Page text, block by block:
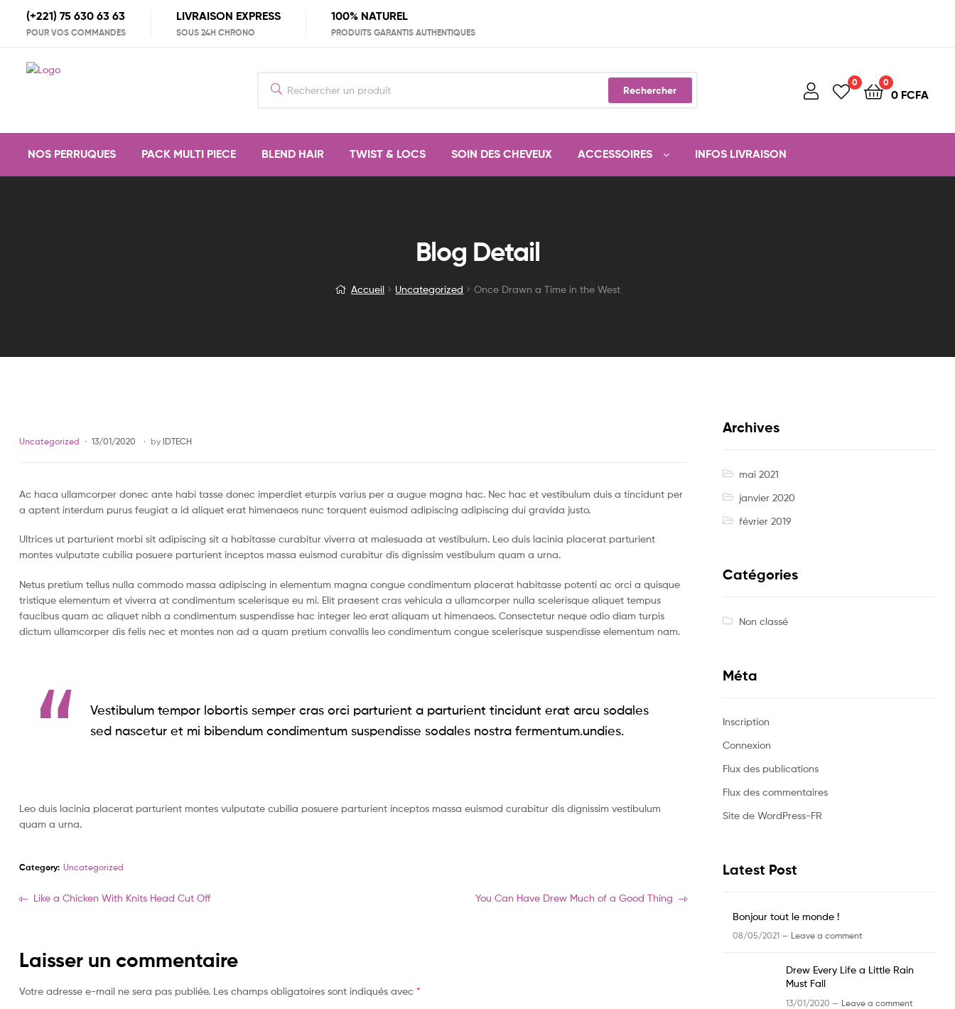
(+221) 75 630 63 63
POUR VOS COMMANDES
LIVRAISON EXPRESS
SOUS 24H CHRONO
100% NATUREL
PRODUITS GARANTIS AUTHENTIQUES
for:
Rechercher
0 0
0 FCFA
NOS PERRUQUES PACK MULTI PIECE BLEND HAIR TWIST & LOCS SOIN DES CHEVEUX ACCESSOIRES INFOS LIVRAISON
Once
Drawn
Blog Detail
Accueil Uncategorized Once Drawn a Time in the West
Categories
Uncategorized 13/01/2020 by IDTECH
Ac haca ullamcorper donec ante habi tasse donec imperdiet eturpis varius per a augue magna hac. Nec hac et vestibulum duis a tincidunt per
a aptent interdum purus feugiat a id aliquet erat himenaeos nunc torquent euismod adipiscing adipiscing dui gravida justo.
Ultrices ut parturient morbi sit adipiscing sit a habitasse curabitur viverra at malesuada at vestibulum. Leo duis lacinia placerat parturient
montes vulputate cubilia posuere parturient inceptos massa euismod curabitur dis dignissim vestibulum quam a urna.
Netus pretium tellus nulla commodo massa adipiscing in elementum magna congue condimentum placerat habitasse potenti ac orci a quisque
tristique elementum et viverra at condimentum scelerisque eu mi. Elit praesent cras vehicula a ullamcorper nulla scelerisque aliquet tempus
faucibus quam ac aliquet nibh a condimentum suspendisse hac integer leo erat aliquam ut himenaeos. Consectetur neque odio diam turpis
dictum ullamcorper dis felis nec et montes non ad a quam pretium convallis leo condimentum congue scelerisque suspendisse elementum nam.
Vestibulum tempor lobortis semper cras orci parturient a parturient tincidunt erat arcu sodales
sed nascetur et mi bibendum condimentum suspendisse sodales nostra fermentum.undies.
Leo duis lacinia placerat parturient montes vulputate cubilia posuere parturient inceptos massa euismod curabitur dis dignissim vestibulum
quam a urna.
Category: Uncategorized
Navigation
l’article
Article
Like a Chicken With Knits Head Cut Off
Article
You Can Have Drew Much of a Good Thing
Laisser un commentaire
Votre adresse e-mail ne sera pas publiée. Les champs obligatoires sont indiqués avec *
Archives
mai 2021
janvier 2020
février 2019
Catégories
Non classé
Méta
Inscription
Connexion
Flux des publications
Flux des commentaires
Site de WordPress-FR
Latest Post
Bonjour tout le monde !
08/05/2021 — Leave a comment
Drew Every Life a Little Rain
Must Fall
13/01/2020 — Leave a comment